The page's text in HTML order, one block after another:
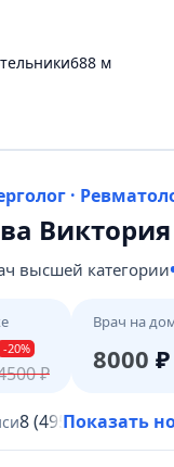
688 м
·
высшей категории
-20%
₽
Врач на
8000 ₽
8 (495) 431-69-47
Показать